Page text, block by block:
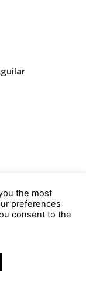
the most
preferences
consent to the